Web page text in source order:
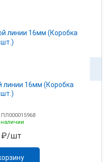
линии 16мм (Коробка
₽/шт